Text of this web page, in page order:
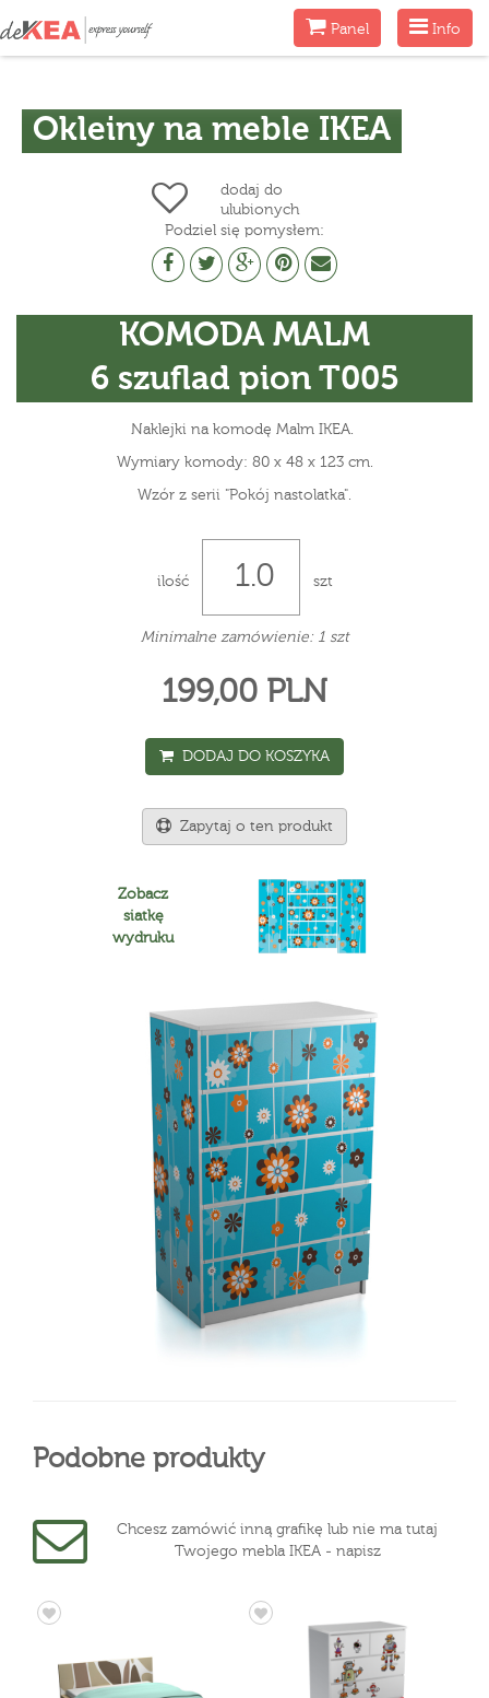
Menu
Info
MenuPanel
Okleiny na meble IKEA
dodaj do
ulubionych
Podziel się pomysłem:
KOMODA MALM
6 szuflad pion T005
Naklejki na komodę Malm IKEA.
Wymiary komody: 80 x 48 x 123 cm.
Wzór z serii "Pokój nastolatka".
ilość szt
Minimalne zamówienie: 1 szt
199,00 PLN
DODAJ DO KOSZYKA
Zapytaj o ten produkt
Zobacz
siatkę
wydruku
Podobne produkty
Chcesz zamówić inną grafikę lub nie ma tutaj
Twojego mebla IKEA - napisz